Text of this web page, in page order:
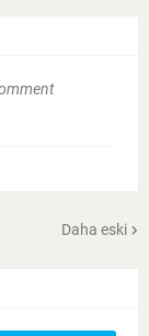
Daha eski